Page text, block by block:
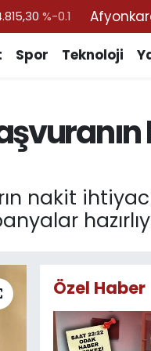
%0.18
13.779%-14
Spor Teknoloji
nakit
Özel Haber